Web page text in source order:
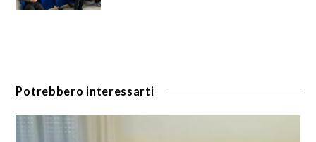
Potrebbero interessarti